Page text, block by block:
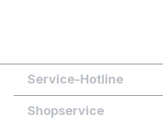
Service-Hotline
Shopservice